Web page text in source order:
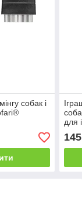
собак і
для
145